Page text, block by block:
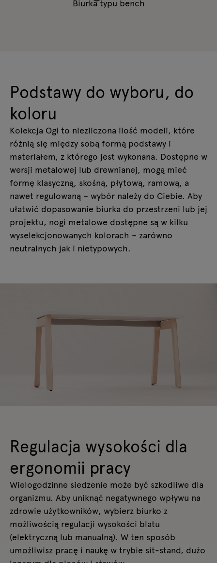
Biurka typu bench
Podstawy do wyboru, do
koloru
Kolekcja Ogi to niezliczona ilość modeli, które
różnią się między sobą formą podstawy i
materiałem, z którego jest wykonana. Dostępne w
wersji metalowej lub drewnianej, mogą mieć
formę klasyczną, skośną, płytową, ramową, a
nawet regulowaną – wybór należy do Ciebie. Aby
ułatwić dopasowanie biurka do przestrzeni lub jej
projektu, nogi metalowe dostępne są w kilku
wyselekcjonowanych kolorach – zarówno
neutralnych jak i nietypowych.
Regulacja wysokości dla
ergonomii pracy
Wielogodzinne siedzenie może być szkodliwe dla
organizmu. Aby uniknąć negatywnego wpływu na
zdrowie użytkowników, wybierz biurko z
możliwością regulacji wysokości blatu
(elektryczną lub manualną). W ten sposób
umożliwisz pracę i naukę w trybie sit-stand, dużo